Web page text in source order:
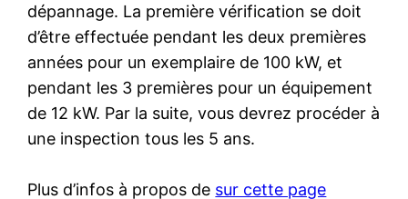
dépannage. La première vérification se doit
d’être effectuée pendant les deux premières
années pour un exemplaire de 100 kW, et
pendant les 3 premières pour un équipement
de 12 kW. Par la suite, vous devrez procéder à
une inspection tous les 5 ans.
Plus d’infos à propos de sur cette page